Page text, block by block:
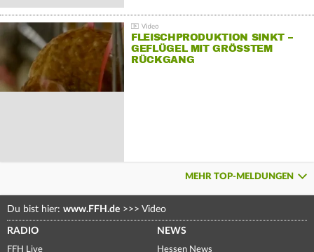
FLEISCHPRODUKTION SINKT –
GEFLÜGEL MIT GRÖSSTEM R
ÜCKGANG
MEHR TOP-MELDUNGEN
Du bist hier: www.FFH.de >>> Video
RADIO
FFH Live
NEWS
Hessen News